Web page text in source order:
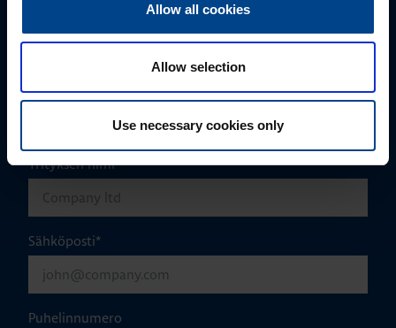
Allow all cookies
Allow selection
Use necessary cookies only
Sukunimi*
Yrityksen nimi
Sähköposti*
Puhelinnumero